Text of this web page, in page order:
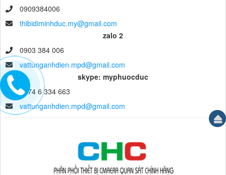
0909384006
thibidiminhduc.my@gmail.com
zalo 2
0903 384 006
vattunganhdien.mpd@gmail.com
skype: myphuocduc
0274 6 334 663
vattunganhdien.mpd@gmail.com